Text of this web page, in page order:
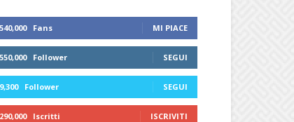
540,000 Fans MI PIACE
550,000 Follower SEGUI
9,300 Follower SEGUI
290,000 Iscritti ISCRIVITI